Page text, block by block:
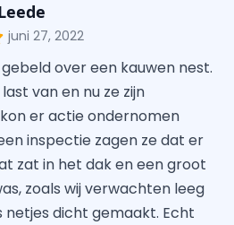
juni 27, 2022
over een kauwen nest.
van en nu ze zijn
er actie ondernomen
inspectie zagen ze dat er
zat in het dak en een groot
zoals wij verwachten leeg
netjes dicht gemaakt. Echt